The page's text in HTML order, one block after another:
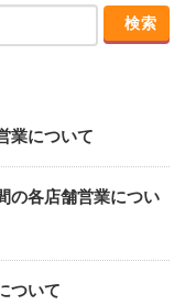
業について
の各店舗営業につい
ついて